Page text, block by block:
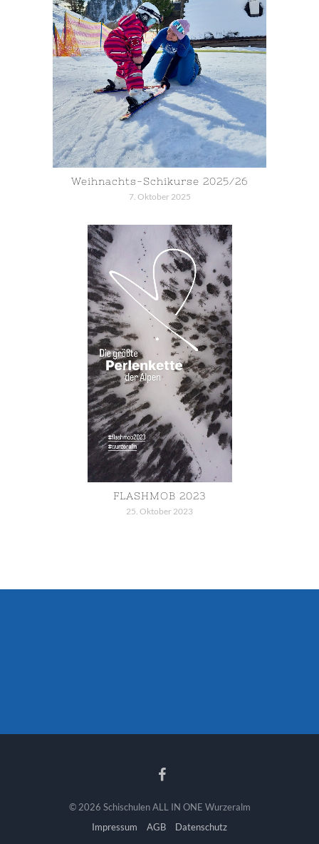
Weihnachts-Schikurse 2025/26
7. Oktober 2025
FLASHMOB 2023
25. Oktober 2023
© 2026 Schischulen ALL IN ONE Wurzeralm
Impressum
AGB Datenschutz